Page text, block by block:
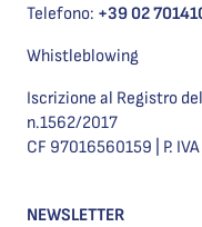
Telefono: +39 02
Whistleblowing
Iscrizione al Registro
n.1562/2017
CF 97016560159 | P.
NEWSLETTER